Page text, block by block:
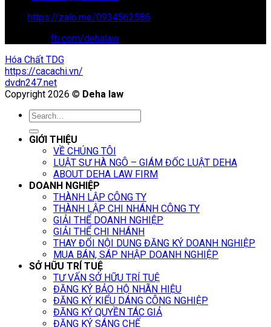
https://zalo.me/0934562586
fb.com/dehalaw
Hóa Chất TDG
https://cacachi.vn/
dvdn247.net
Copyright 2026 © Deha law
GIỚI THIỆU
VỀ CHÚNG TÔI
LUẬT SƯ HÀ NGÔ – GIÁM ĐỐC LUẬT DEHA
ABOUT DEHA LAW FIRM
DOANH NGHIỆP
THÀNH LẬP CÔNG TY
THÀNH LẬP CHI NHÁNH CÔNG TY
GIẢI THỂ DOANH NGHIỆP
GIẢI THỂ CHI NHÁNH
THAY ĐỔI NỘI DUNG ĐĂNG KÝ DOANH NGHIỆP
MUA BÁN, SÁP NHẬP DOANH NGHIỆP
SỞ HỮU TRÍ TUỆ
TƯ VẤN SỞ HỮU TRÍ TUỆ
ĐĂNG KÝ BẢO HỘ NHÃN HIỆU
ĐĂNG KÝ KIỂU DÁNG CÔNG NGHIỆP
ĐĂNG KÝ QUYỀN TÁC GIẢ
ĐĂNG KÝ SÁNG CHẾ